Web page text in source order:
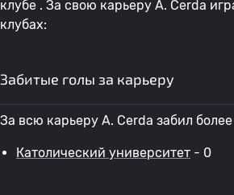
клубе . За свою карьеру A. Cerda
клубах:
Забитые голы за карьеру
За всю карьеру A. Cerda забил
Католический университет - 0